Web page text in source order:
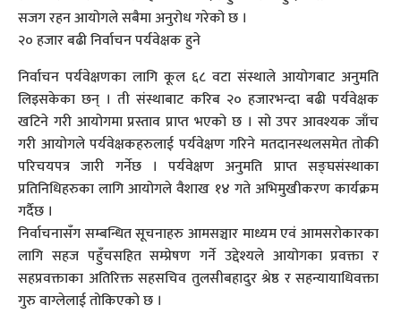
सजग रहन आयोगले सबैमा अनुरोध गरेको छ ।
२० हजार बढी निर्वाचन पर्यवेक्षक हुने
निर्वाचन पर्यवेक्षणका लागि कूल ६८ वटा संस्थाले आयोगबाट अनुमति
लिइसकेका छन् । ती संस्थाबाट करिब २० हजारभन्दा बढी पर्यवेक्षक
खटिने गरी आयोगमा प्रस्ताव प्राप्त भएको छ । सो उपर आवश्यक जाँच
गरी आयोगले पर्यवेक्षकहरुलाई पर्यवेक्षण गरिने मतदानस्थलसमेत तोकी
परिचयपत्र जारी गर्नेछ । पर्यवेक्षण अनुमति प्राप्त सङ्घसंस्थाका
प्रतिनिधिहरुका लागि आयोगले वैशाख १४ गते अभिमुखीकरण कार्यक्रम
गर्दैछ ।
निर्वाचनासँग सम्बन्धित सूचनाहरु आमसञ्चार माध्यम एवं आमसरोकारका
लागि सहज पहुँचसहित सम्प्रेषण गर्ने उद्देश्यले आयोगका प्रवक्ता र
सहप्रवक्ताका अतिरिक्त सहसचिव तुलसीबहादुर श्रेष्ठ र सहन्यायाधिवक्ता
गुरु वाग्लेलाई तोकिएको छ ।